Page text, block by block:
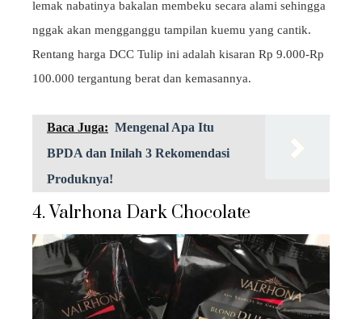
lemak nabatinya bakalan membeku secara alami sehingga
nggak akan mengganggu tampilan kuemu yang cantik.
Rentang harga DCC Tulip ini adalah kisaran Rp 9.000-Rp
100.000 tergantung berat dan kemasannya.
Baca Juga: Mengenal Apa Itu
BPDA dan Inilah 3 Rekomendasi
Produknya!
4. Valrhona Dark Chocolate